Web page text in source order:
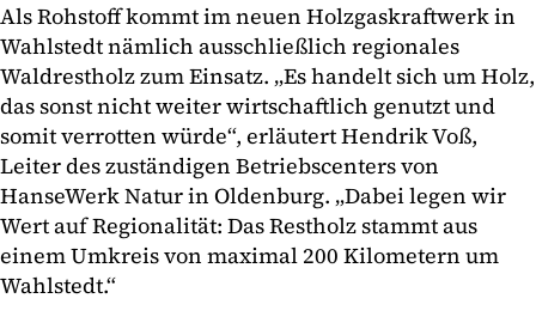
Als Rohstoff kommt im neuen Holzgaskraftwerk in
Wahlstedt nämlich ausschließlich regionales
Waldrestholz zum Einsatz. „Es handelt sich um Holz,
das sonst nicht weiter wirtschaftlich genutzt und
somit verrotten würde“, erläutert Hendrik Voß,
Leiter des zuständigen Betriebscenters von
HanseWerk Natur in Oldenburg. „Dabei legen wir
Wert auf Regionalität: Das Restholz stammt aus
einem Umkreis von maximal 200 Kilometern um
Wahlstedt.“